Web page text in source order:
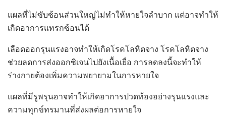
แผลที่ไม่ซับซ้อนส่วนใหญ่ไม่ทำให้หายใจลำบาก แต่อาจทำให้
เกิดอาการแทรกซ้อนได้
เลือดออกรุนแรงอาจทำให้เกิดโรคโลหิตจาง โรคโลหิตจาง
ช่วยลดการส่งออกซิเจนไปยังเนื้อเยื่อ การลดลงนี้จะทำให้
ร่างกายต้องเพิ่มความพยายามในการหายใจ
แผลที่มีรูพรุนอาจทำให้เกิดอาการปวดท้องอย่างรุนแรงและ
ความทุกข์ทรมานที่ส่งผลต่อการหายใจ